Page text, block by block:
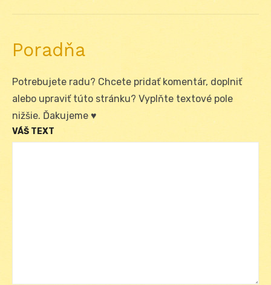
Poradňa
Potrebujete radu? Chcete pridať komentár, doplniť
alebo upraviť túto stránku? Vyplňte textové pole
nižšie. Ďakujeme ♥
VÁŠ TEXT